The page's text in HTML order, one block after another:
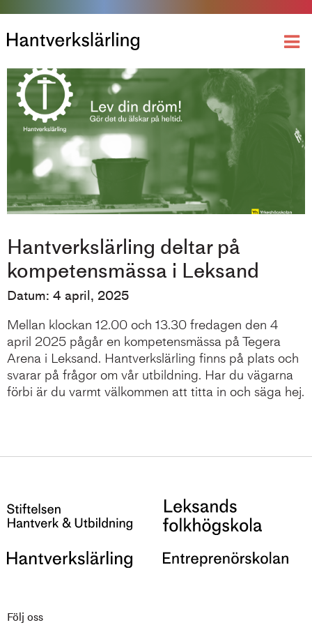
Hantverkslärling deltar på
kompetensmässa i Leksand
Datum: 4 april, 2025
Mellan klockan 12.00 och 13.30 fredagen den 4
april 2025 pågår en kompetensmässa på Tegera
Arena i Leksand. Hantverkslärling finns på plats och
svarar på frågor om vår utbildning. Har du vägarna
förbi är du varmt välkommen att titta in och säga hej.
Följ oss